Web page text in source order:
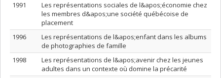
1991
Les représentations sociales de l&apos;économie chez
les membres d&apos;une société québécoise de
placement
1996
Les représentations de l&apos;enfant dans les albums
de photographies de famille
1998
Les représentations de l&apos;avenir chez les jeunes
adultes dans un contexte où domine la précarité